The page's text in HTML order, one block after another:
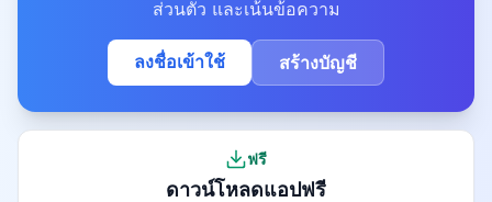
ส่วนตัว และเน้นข้อความ
ลงชื่อเข้าใช้ สร้างบัญชี
ฟรี
ดาวน์โหลดแอปฟรี